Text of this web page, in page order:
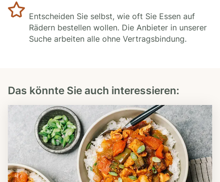
Entscheiden Sie selbst, wie oft Sie Essen auf
Rädern bestellen wollen. Die Anbieter in unserer
Suche arbeiten alle ohne Vertragsbindung.
Das könnte Sie auch interessieren: